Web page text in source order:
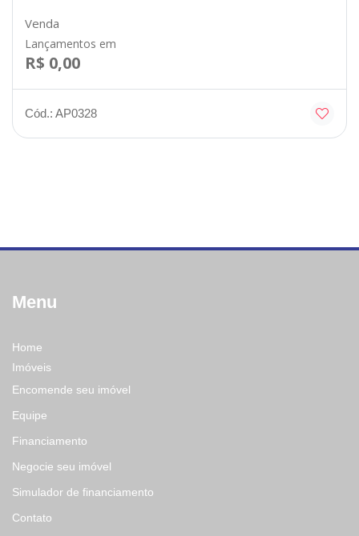
Venda
Lançamentos em
R$ 0,00
Cód.: AP0328
Menu
Home
Imóveis
Encomende seu imóvel
Equipe
Financiamento
Negocie seu imóvel
Simulador de financiamento
Contato